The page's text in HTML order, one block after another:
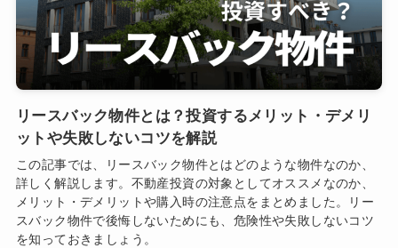
リースバック物件とは？投資するメリット・デメリ
ットや失敗しないコツを解説
この記事では、リースバック物件とはどのような物件なのか、
詳しく解説します。不動産投資の対象としてオススメなのか、
メリット・デメリットや購入時の注意点をまとめました。リー
スバック物件で後悔しないためにも、危険性や失敗しないコツ
を知っておきましょう。